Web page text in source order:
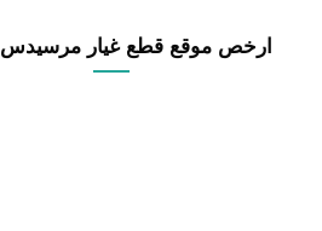
ارخص موقع قطع غيار مرسيدس 2026